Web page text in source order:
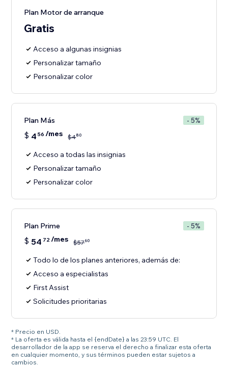
Plan Motor de arranque
Gratis
Acceso a algunas insignias
Personalizar tamaño
Personalizar color
Plan Más - 5%
$ 4 56 /mes $480
Acceso a todas las insignias
Personalizar tamaño
Personalizar color
Plan Prime - 5%
$ 54 72/mes $5760
Todo lo de los planes anteriores, además de:
Acceso a especialistas
First Assist
Solicitudes prioritarias
* Precio en USD.
* La oferta es válida hasta el {endDate} a las 23:59 UTC. El
desarrollador de la app se reserva el derecho a finalizar esta oferta
en cualquier momento, y sus términos pueden estar sujetos a
cambios.